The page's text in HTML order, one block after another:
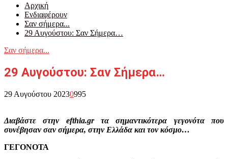
Αρχική
Ενδιαφέρουν
Σαν σήμερα...
29 Aυγούστου: Σαν Σήμερα…
Σαν σήμερα...
29 Aυγούστου: Σαν Σήμερα…
29 Αυγούστου 20230995
Διαβάστε στην efthia.gr τα σημαντικότερα γεγονότα που
συνέβησαν σαν σήμερα, στην Ελλάδα και τον κόσμο…
ΓΕΓΟΝΟΤΑ